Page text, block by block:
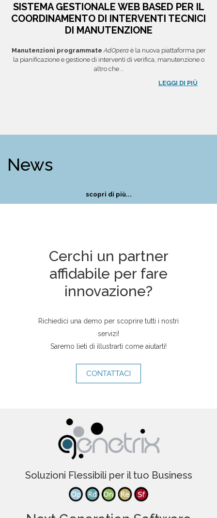
SISTEMA GESTIONALE WEB BASED PER IL
COORDINAMENTO DI INTERVENTI TECNICI
DI MANUTENZIONE
Manutenzioni programmate AdOperaè la nuova piattaforma per
la pianificazione e gestione di interventi di verifica, manutenzione o
altro che...
LEGGI DI PIÙ
News
scopri di più...
Cerchi un partner
affidabile per fare
innovazione?
Richiedici una demo per scoprire tutti i nostri
servizi!
Saremo lieti di illustrarti come aiutarti!
CONTATTACI
Soluzioni Flessibili per il tuo Business